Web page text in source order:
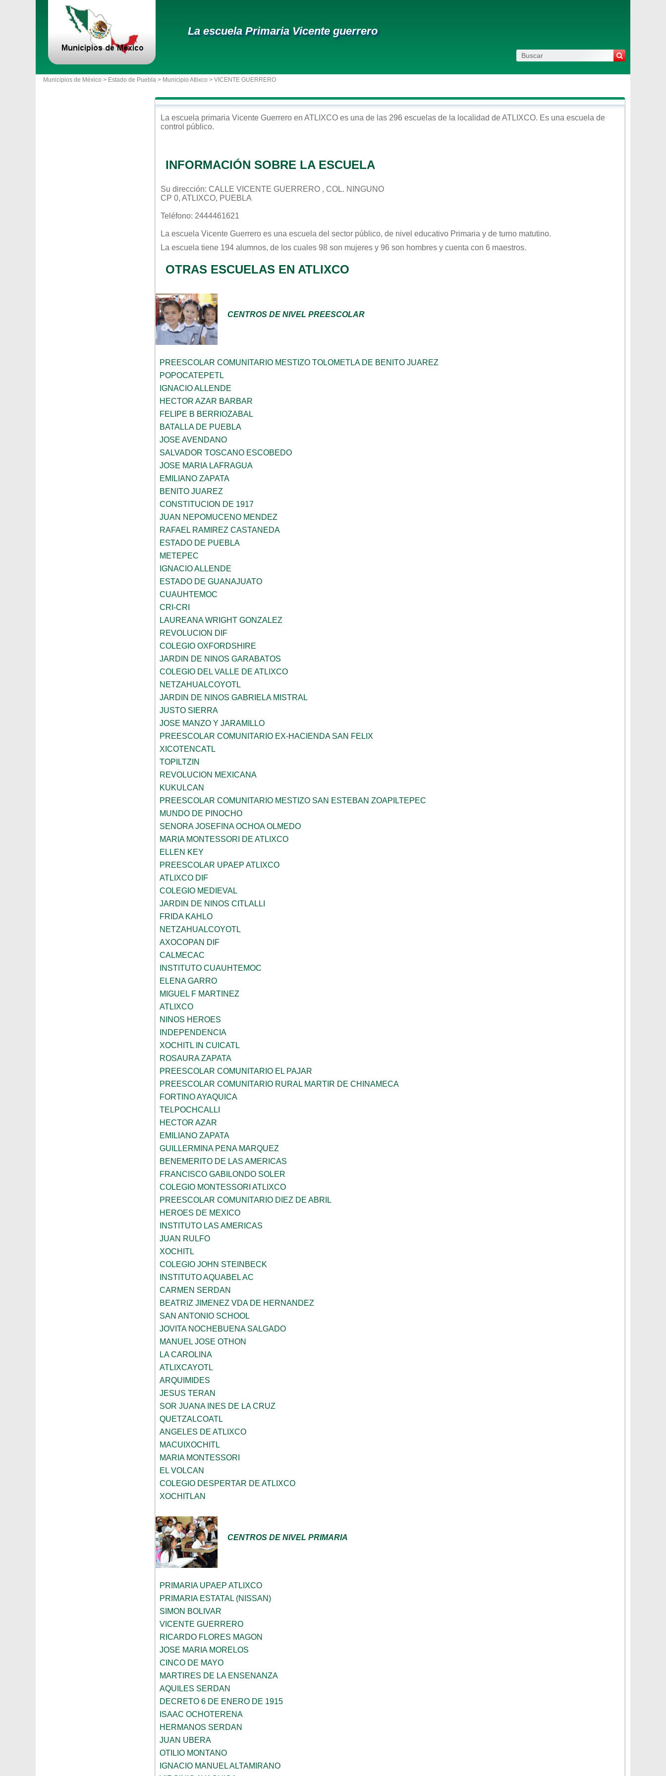
La escuela Primaria Vicente guerrero
Municipios de México > Estado de Puebla > Municipio Atlixco > VICENTE GUERRERO
La escuela primaria Vicente Guerrero en ATLIXCO es una de las 296 escuelas de la localidad deATLIXCO. Es una escuela de
control público.
INFORMACIÓN SOBRE LA ESCUELA
Su dirección: CALLE VICENTE GUERRERO , COL. NINGUNO
CP 0, ATLIXCO, PUEBLA
Teléfono: 2444461621
La escuela Vicente Guerrero es una escuela del sector público, de nivel educativo Primaria y de turno matutino.
La escuela tiene 194 alumnos, de los cuales 98 son mujeres y 96 son hombres y cuenta con 6 maestros.
OTRAS ESCUELAS EN ATLIXCO
CENTROS DE NIVEL PREESCOLAR
PREESCOLAR COMUNITARIO MESTIZO TOLOMETLA DE BENITO JUAREZ
POPOCATEPETL
IGNACIO ALLENDE
HECTOR AZAR BARBAR
FELIPE B BERRIOZABAL
BATALLA DE PUEBLA
JOSE AVENDANO
SALVADOR TOSCANO ESCOBEDO
JOSE MARIA LAFRAGUA
EMILIANO ZAPATA
BENITO JUAREZ
CONSTITUCION DE 1917
JUAN NEPOMUCENO MENDEZ
RAFAEL RAMIREZ CASTANEDA
ESTADO DE PUEBLA
METEPEC
IGNACIO ALLENDE
ESTADO DE GUANAJUATO
CUAUHTEMOC
CRI-CRI
LAUREANA WRIGHT GONZALEZ
REVOLUCION DIF
COLEGIO OXFORDSHIRE
JARDIN DE NINOS GARABATOS
COLEGIO DEL VALLE DE ATLIXCO
NETZAHUALCOYOTL
JARDIN DE NINOS GABRIELA MISTRAL
JUSTO SIERRA
JOSE MANZO Y JARAMILLO
PREESCOLAR COMUNITARIO EX-HACIENDA SAN FELIX
XICOTENCATL
TOPILTZIN
REVOLUCION MEXICANA
KUKULCAN
PREESCOLAR COMUNITARIO MESTIZO SAN ESTEBAN ZOAPILTEPEC
MUNDO DE PINOCHO
SENORA JOSEFINA OCHOA OLMEDO
MARIA MONTESSORI DE ATLIXCO
ELLEN KEY
PREESCOLAR UPAEP ATLIXCO
ATLIXCO DIF
COLEGIO MEDIEVAL
JARDIN DE NINOS CITLALLI
FRIDA KAHLO
NETZAHUALCOYOTL
AXOCOPAN DIF
CALMECAC
INSTITUTO CUAUHTEMOC
ELENA GARRO
MIGUEL F MARTINEZ
ATLIXCO
NINOS HEROES
INDEPENDENCIA
XOCHITL IN CUICATL
ROSAURA ZAPATA
PREESCOLAR COMUNITARIO EL PAJAR
PREESCOLAR COMUNITARIO RURAL MARTIR DE CHINAMECA
FORTINO AYAQUICA
TELPOCHCALLI
HECTOR AZAR
EMILIANO ZAPATA
GUILLERMINA PENA MARQUEZ
BENEMERITO DE LAS AMERICAS
FRANCISCO GABILONDO SOLER
COLEGIO MONTESSORI ATLIXCO
PREESCOLAR COMUNITARIO DIEZ DE ABRIL
HEROES DE MEXICO
INSTITUTO LAS AMERICAS
JUAN RULFO
XOCHITL
COLEGIO JOHN STEINBECK
INSTITUTO AQUABEL AC
CARMEN SERDAN
BEATRIZ JIMENEZ VDA DE HERNANDEZ
SAN ANTONIO SCHOOL
JOVITA NOCHEBUENA SALGADO
MANUEL JOSE OTHON
LA CAROLINA
ATLIXCAYOTL
ARQUIMIDES
JESUS TERAN
SOR JUANA INES DE LA CRUZ
QUETZALCOATL
ANGELES DE ATLIXCO
MACUIXOCHITL
MARIA MONTESSORI
EL VOLCAN
COLEGIO DESPERTAR DE ATLIXCO
XOCHITLAN
CENTROS DE NIVEL PRIMARIA
PRIMARIA UPAEP ATLIXCO
PRIMARIA ESTATAL (NISSAN)
SIMON BOLIVAR
VICENTE GUERRERO
RICARDO FLORES MAGON
JOSE MARIA MORELOS
CINCO DE MAYO
MARTIRES DE LA ENSENANZA
AQUILES SERDAN
DECRETO 6 DE ENERO DE 1915
ISAAC OCHOTERENA
HERMANOS SERDAN
JUAN UBERA
OTILIO MONTANO
IGNACIO MANUEL ALTAMIRANO